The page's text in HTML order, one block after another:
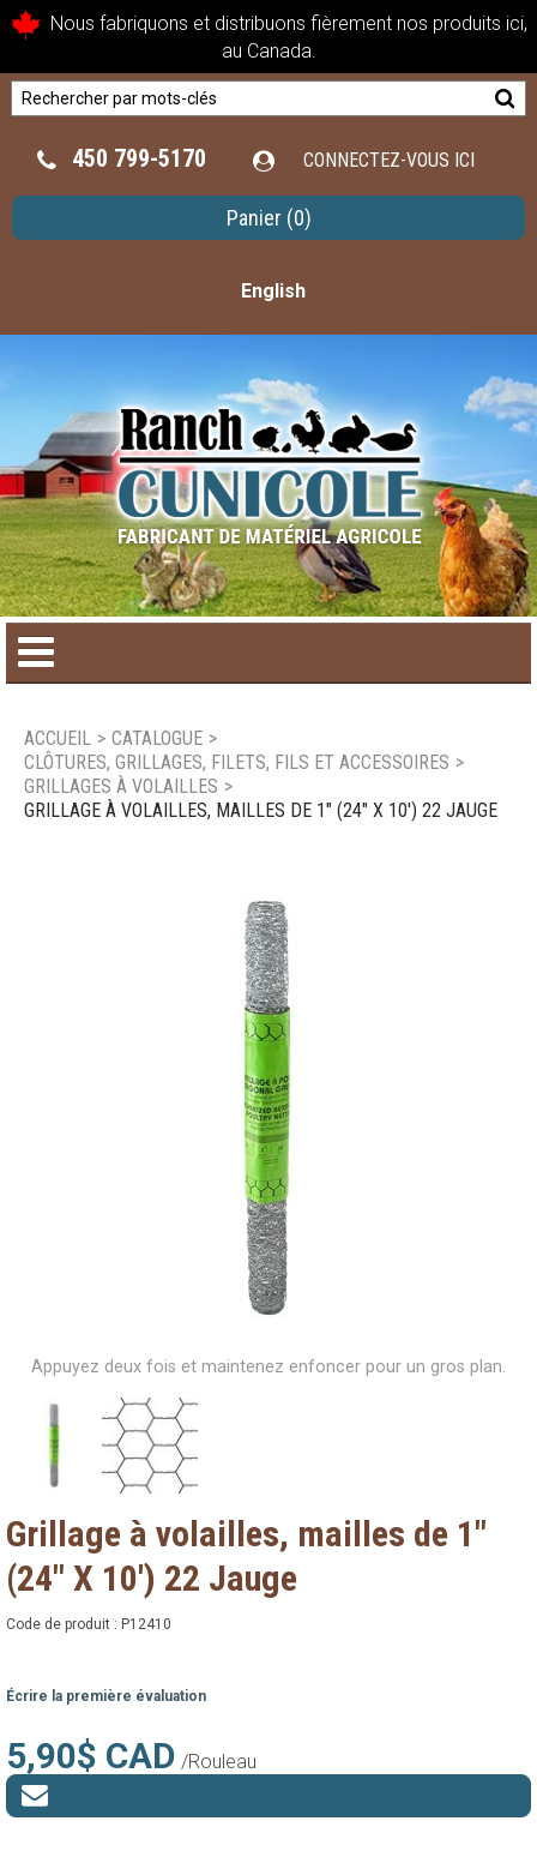
Nous fabriquons et distribuons fièrement nos produits ici,
au Canada.
450 799-5170 CONNECTEZ-VOUS ICI
Panier (0)
English
Catalogue de produit
Nouveaux produits
Nous joindre
ACCUEIL > CATALOGUE >
CLÔTURES, GRILLAGES, FILETS, FILS ET ACCESSOIRES >
GRILLAGES À VOLAILLES >
GRILLAGE À VOLAILLES, MAILLES DE 1" (24" X 10') 22 JAUGE
Appuyez deux fois et maintenez enfoncer pour un gros plan.
Grillage à volailles, mailles de 1"
(24" X 10') 22 Jauge
Code de produit : P12410
Écrire la première évaluation
5,90$ CAD /Rouleau